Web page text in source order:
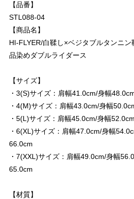
【品番】
STL088-04
【商品名】
HI-FLYER/白鞣し×ベジタブルタンニ
品染めダブルライダース
【サイズ】
・3(S)サイズ：肩幅41.0cm/身幅
・4(M)サイズ：肩幅43.0cm/身幅
・5(L)サイズ：肩幅45.0cm/身幅
・6(XL)サイズ：肩幅47.0cm/身幅
66.0cm
・7(XXL)サイズ：肩幅49.0cm/身幅
65.0cm
【材質】